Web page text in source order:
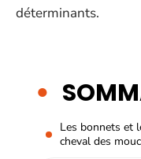
déterminants.
Les bonnets et
cheval des